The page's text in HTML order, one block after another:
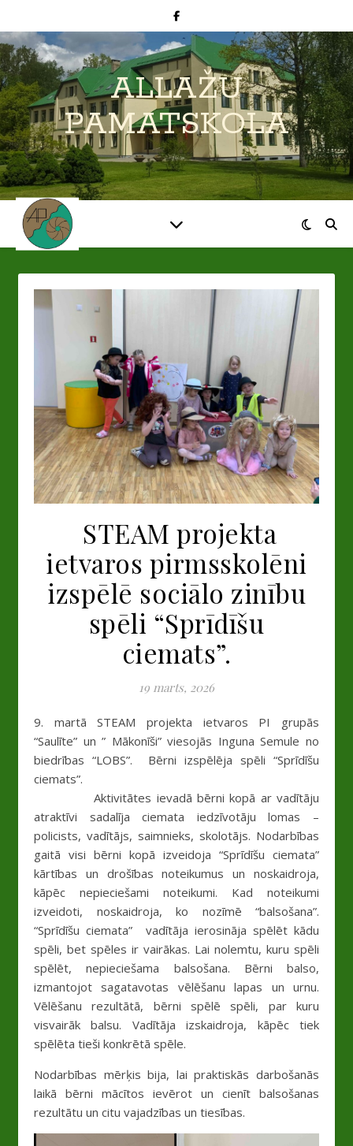
ALLAŽU
PAMATSKOLA
STEAM projekta
ietvaros pirmsskolēni
izspēlē sociālo zinību
spēli “Sprīdīšu
ciemats”.
19 marts, 2026
9. martā STEAM projekta ietvaros PI grupās
“Saulīte” un ” Mākonīši” viesojās Inguna Semule no
biedrības “LOBS”. Bērni izspēlēja spēli “Sprīdīšu
ciemats”.
Aktivitātes ievadā bērni kopā ar vadītāju
atraktīvi sadalīja ciemata iedzīvotāju lomas –
policists, vadītājs, saimnieks, skolotājs. Nodarbības
gaitā visi bērni kopā izveidoja “Sprīdīšu ciemata”
kārtības un drošības noteikumus un noskaidroja,
kāpēc nepieciešami noteikumi. Kad noteikumi
izveidoti, noskaidroja, ko nozīmē “balsošana”.
“Sprīdīšu ciemata” vadītāja ierosināja spēlēt kādu
spēli, bet spēles ir vairākas. Lai nolemtu, kuru spēli
spēlēt, nepieciešama balsošana. Bērni balso,
izmantojot sagatavotas vēlēšanu lapas un urnu.
Vēlēšanu rezultātā, bērni spēlē spēli, par kuru
visvairāk balsu. Vadītāja izskaidroja, kāpēc tiek
spēlēta tieši konkrētā spēle.
Nodarbības mērķis bija, lai praktiskās darbošanās
laikā bērni mācītos ievērot un cienīt balsošanas
rezultātu un citu vajadzības un tiesības.